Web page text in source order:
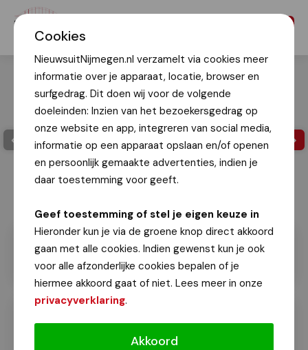
Cookies
NieuwsuitNijmegen.nl verzamelt via cookies meer
informatie over je apparaat, locatie, browser en
surfgedrag. Dit doen wij voor de volgende
doeleinden: Inzien van het bezoekersgedrag op
onze website en app, integreren van social media,
informatie op een apparaat opslaan en/of openen
en persoonlijk gemaakte advertenties, indien je
daar toestemming voor geeft.
Geef toestemming of stel je eigen keuze in
Hieronder kun je via de groene knop direct akkoord
gaan met alle cookies. Indien gewenst kun je ook
voor alle afzonderlijke cookies bepalen of je
hiermee akkoord gaat of niet. Lees meer in onze
privacyverklaring.
Akkoord
[column] LS Haagse en Knotsenburgse